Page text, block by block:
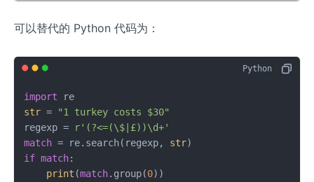
可以替代的 Python 代码为：
import
str =
"1 turkey costs $30"
regexp =
r'(?<=(\$|£))\d+'
match = re.search(regexp, str
if match:
print (match.group(0))